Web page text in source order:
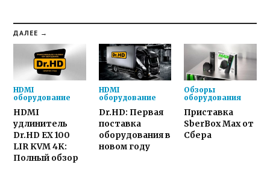
ДАЛЕЕ →
HDMI
оборудование
HDMI
удлинитель
Dr.HD EX 100
LIR KVM 4K:
Полный обзор
HDMI
оборудование
Dr.HD: Первая
поставка
оборудования в
новом году
Обзоры
оборудования
Приставка
SberBox Max от
Сбера